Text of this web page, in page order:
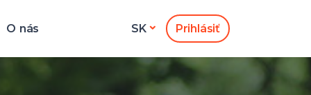
O nás SK Prihlásiť